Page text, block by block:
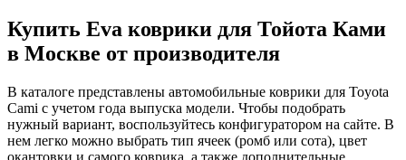
Купить Eva коврики для Тойота Ками
в Москве от производителя
В каталоге представлены автомобильные коврики для Toyota
Cami с учетом года выпуска модели. Чтобы подобрать
нужный вариант, воспользуйтесь конфигуратором на сайте. В
нем легко можно выбрать тип ячеек (ромб или сота), цвет